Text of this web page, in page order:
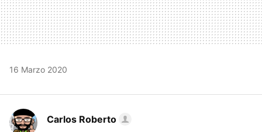
16 Marzo 2020
Carlos Roberto